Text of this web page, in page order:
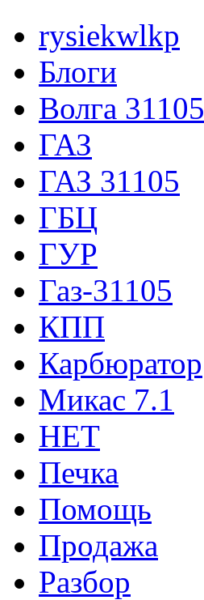
rysiekwlkp
Блоги
Волга 31105
ГАЗ
ГАЗ 31105
ГБЦ
ГУР
Газ-31105
КПП
Карбюратор
Микас 7.1
НЕТ
Печка
Помощь
Продажа
Разбор